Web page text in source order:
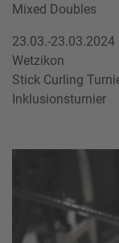
Mixed Doubles
23.03.-23.03.2024
Wetzikon
Stick Curling
Inklusionsturnier